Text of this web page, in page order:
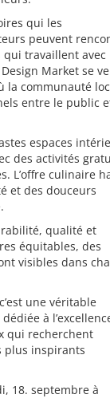
qui les
peuvent
travaillent avec
Market se
la communauté
entre le public
espaces
des activités
L’offre culinaire
et des douceurs
qualité et
équitables, des
visibles dans
une véritable
à
qui recherchent
plus inspirants
18. septembre à